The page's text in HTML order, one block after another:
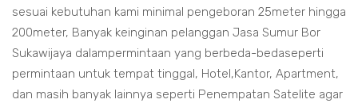
sesuai kebutuhan kami minimal pengeboran 25meter hingga
200meter, Banyak keinginan pelanggan Jasa Sumur Bor
Sukawijaya dalampermintaan yang berbeda-bedaseperti
permintaan untuk tempat tinggal, Hotel,Kantor, Apartment,
dan masih banyak lainnya seperti Penempatan Satelite agar